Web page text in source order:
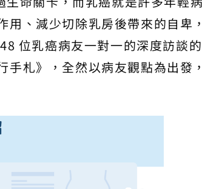
用、減少切除乳房後帶來的自卑
位乳癌病友一對一的深度訪談
手札》，全然以病友觀點為出發